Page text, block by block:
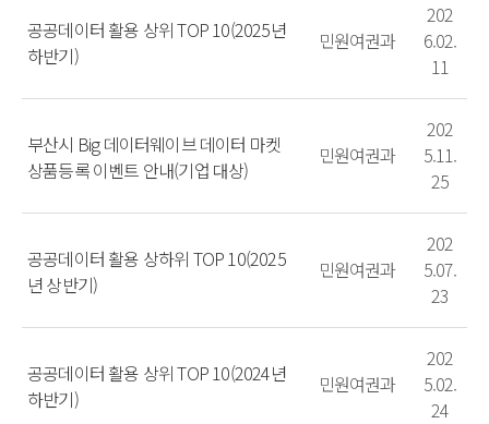
공공데이터 활용 상위 TOP 10(2025년
하반기)
민원여권과
202
6.02.
11
부산시 Big 데이터웨이브 데이터 마켓
상품등록 이벤트 안내(기업 대상)
민원여권과
202
5.11.
25
공공데이터 활용 상하위 TOP 10(2025
년 상반기)
민원여권과
202
5.07.
23
공공데이터 활용 상위 TOP 10(2024년
하반기)
민원여권과
202
5.02.
24